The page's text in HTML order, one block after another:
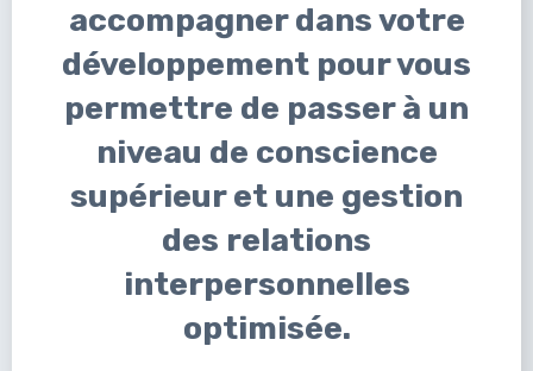
accompagner dans votre
développement pour vous
permettre de passer à un
niveau de conscience
supérieur et une gestion
des relations
interpersonnelles
optimisée.